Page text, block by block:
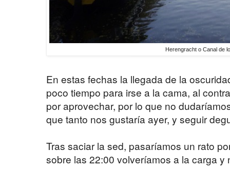
Herengracht o Canal de
En estas fechas la llegada de la
poco tiempo para irse a la cama, al
por aprovechar, por lo que no
que tanto nos gustaría ayer, y seguir
Tras saciar la sed, pasaríamos un rato
sobre las 22:00 volveríamos a la carga